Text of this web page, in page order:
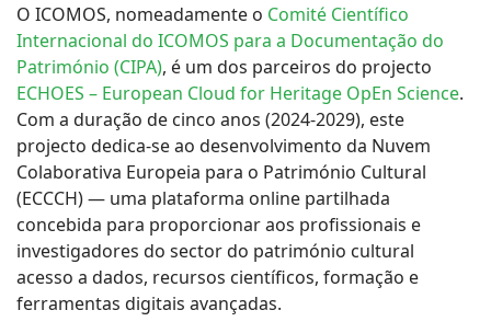
O ICOMOS, nomeadamente o Comité Científico
Internacional do ICOMOS para a Documentação do
Património (CIPA), é um dos parceiros do projecto
ECHOES – European Cloud for Heritage OpEn Science.
Com a duração de cinco anos (2024-2029), este
projecto dedica-se ao desenvolvimento da Nuvem
Colaborativa Europeia para o Património Cultural
(ECCCH) — uma plataforma online partilhada
concebida para proporcionar aos profissionais e
investigadores do sector do património cultural
acesso a dados, recursos científicos, formação e
ferramentas digitais avançadas.